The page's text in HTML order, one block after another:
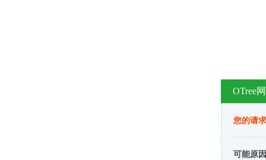
OTree
您的请
可能原